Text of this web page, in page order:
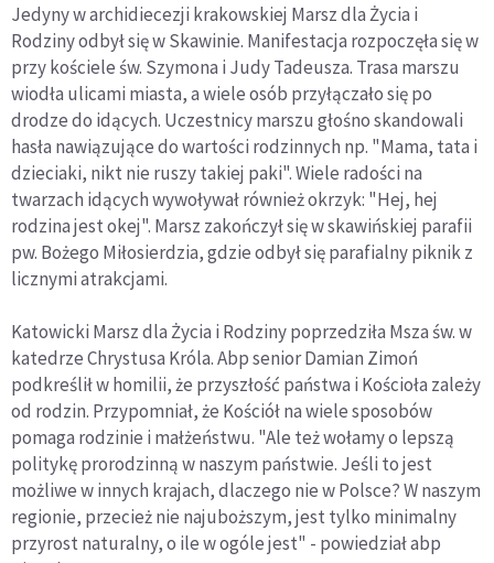
Jedyny w archidiecezji krakowskiej Marsz dla Życia i
Rodziny odbył się w Skawinie. Manifestacja rozpoczęła się w
przy kościele św. Szymona i Judy Tadeusza. Trasa marszu
wiodła ulicami miasta, a wiele osób przyłączało się po
drodze do idących. Uczestnicy marszu głośno skandowali
hasła nawiązujące do wartości rodzinnych np. "Mama, tata i
dzieciaki, nikt nie ruszy takiej paki". Wiele radości na
twarzach idących wywoływał również okrzyk: "Hej, hej
rodzina jest okej". Marsz zakończył się w skawińskiej parafii
pw. Bożego Miłosierdzia, gdzie odbył się parafialny piknik z
licznymi atrakcjami.
Katowicki Marsz dla Życia i Rodziny poprzedziła Msza św. w
katedrze Chrystusa Króla. Abp senior Damian Zimoń
podkreślił w homilii, że przyszłość państwa i Kościoła zależy
od rodzin. Przypomniał, że Kościół na wiele sposobów
pomaga rodzinie i małżeństwu. "Ale też wołamy o lepszą
politykę prorodzinną w naszym państwie. Jeśli to jest
możliwe w innych krajach, dlaczego nie w Polsce? W naszym
regionie, przecież nie najuboższym, jest tylko minimalny
przyrost naturalny, o ile w ogóle jest" - powiedział abp